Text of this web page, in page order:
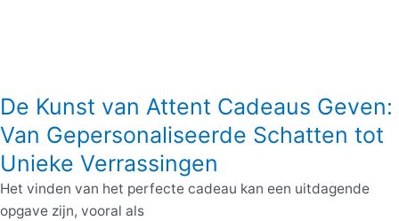
De Kunst van Attent Cadeaus Geven:
Van Gepersonaliseerde Schatten tot
Unieke Verrassingen
Het vinden van het perfecte cadeau kan een uitdagende
opgave zijn, vooral als